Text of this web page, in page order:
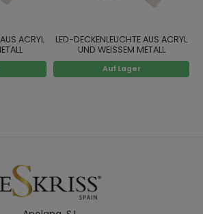
ACRYL
LED-DECKENLEUCHTE AUS ACRYL
UND WEISSEM METALL
Auf Lager